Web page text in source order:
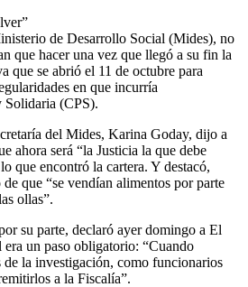
de Desarrollo Social (Mides), no
que hacer una vez que llegó a su fin la
que se abrió el 11 de octubre para
en que incurría
Solidaria (CPS).
del Mides, Karina Goday, dijo a
ahora será “la Justicia la que debe
que encontró la cartera. Y destacó,
que “se vendían alimentos por parte
ollas”.
su parte, declaró ayer domingo a El
era un paso obligatorio: “Cuando
de la investigación, como funcionarios
a la Fiscalía”.